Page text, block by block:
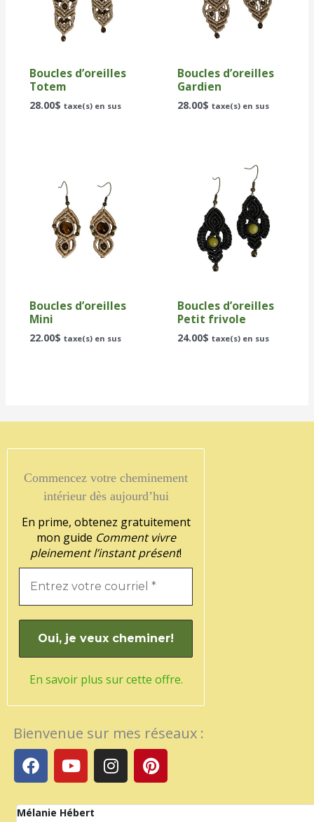
Boucles d’oreilles
Totem
28.00$ taxe(s) en sus
Boucles d’oreilles
Gardien
28.00$ taxe(s) en sus
Boucles d’oreilles
Mini
22.00$ taxe(s) en sus
Boucles d’oreilles
Petit frivole
24.00$ taxe(s) en sus
Commencez votre cheminement
intérieur dès aujourd’hui
En prime, obtenez gratuitement
mon guide Comment vivre
pleinement l’instant présent!
En savoir plus sur cette offre.
Bienvenue sur mes réseaux :
F
a
c
e
Y
o
u
t
I
n
s
t
P
i
n
t
Mélanie Hébert